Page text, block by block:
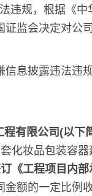
违规，根据《中
监会决定对公司
息披露违法违
有限公司(以下
化妆品包装容
《工程项目内
金额的一定比例